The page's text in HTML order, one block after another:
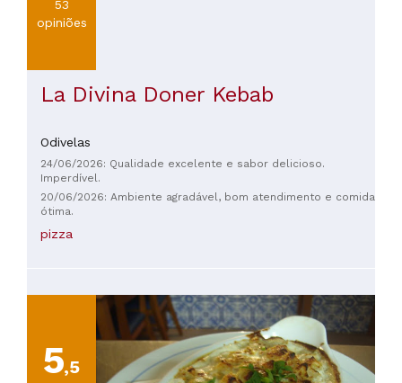
53
opiniões
La Divina Doner Kebab
Odivelas
24/06/2026: Qualidade excelente e sabor delicioso.
Imperdível.
20/06/2026: Ambiente agradável, bom atendimento e comida
ótima.
pizza
5,5